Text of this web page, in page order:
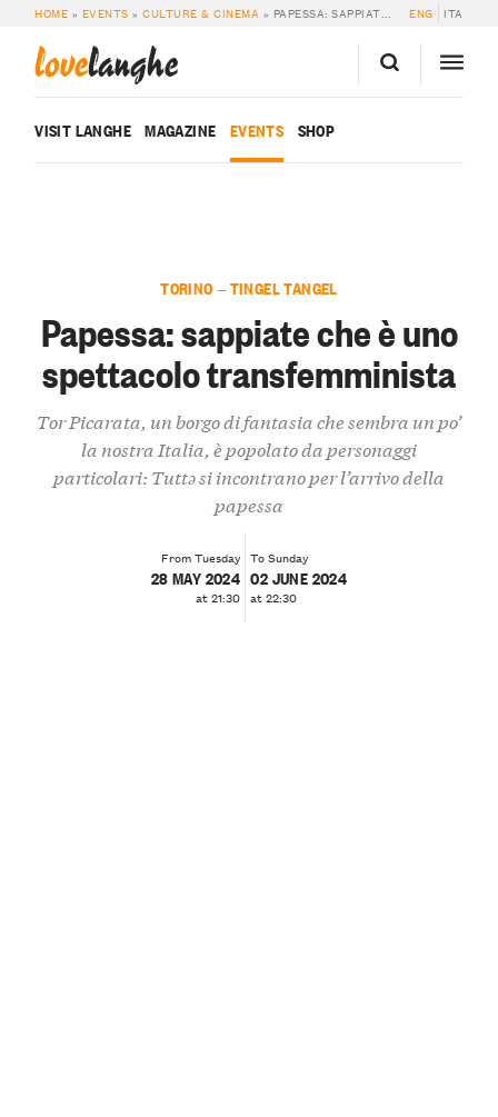
HOME » EVENTS »CULTURE & CINEMA » PAPESSA: SAPPIATE CHE È UNO SPETTACOLO TRANSFEMMINISTA ENG ITA
lovelanghe
VISIT LANGHE MAGAZINE EVENTS SHOP
TORINO — TINGEL TANGEL
Papessa: sappiate che è uno
spettacolo transfemminista
Tor Picarata, un borgo di fantasia che sembra un po’
la nostra Italia, è popolato da personaggi
particolari: Tuttə si incontrano per l’arrivo della
papessa
From Tuesday
28 MAY 2024
at 21:30
To Sunday
02 JUNE 2024
at 22:30